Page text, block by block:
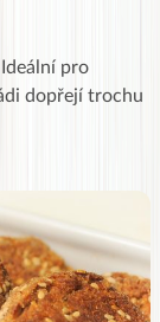
pro
dopřejí trochu